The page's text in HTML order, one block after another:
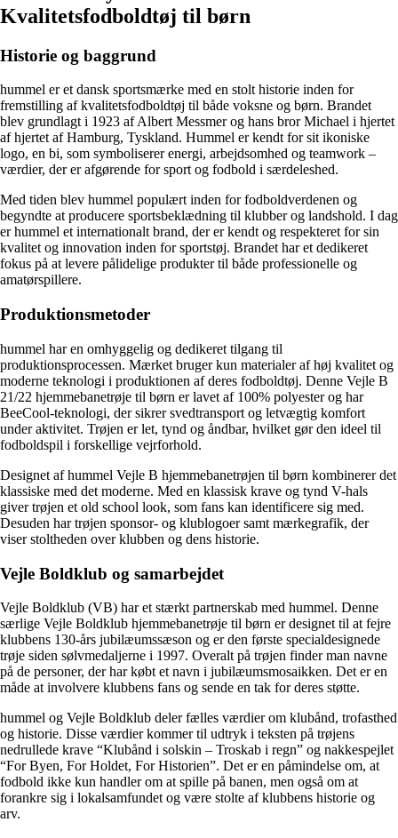
Kvalitetsfodboldtøj til børn
Historie og baggrund
hummel er et dansk sportsmærke med en stolt historie inden for
fremstilling af kvalitetsfodboldtøj til både voksne og børn. Brandet
blev grundlagt i 1923 af Albert Messmer og hans bror Michael i hjertet
af hjertet af Hamburg, Tyskland. Hummel er kendt for sit ikoniske
logo, en bi, som symboliserer energi, arbejdsomhed og teamwork –
værdier, der er afgørende for sport og fodbold i særdeleshed.
Med tiden blev hummel populært inden for fodboldverdenen og
begyndte at producere sportsbeklædning til klubber og landshold. I dag
er hummel et internationalt brand, der er kendt og respekteret for sin
kvalitet og innovation inden for sportstøj. Brandet har et dedikeret
fokus på at levere pålidelige produkter til både professionelle og
amatørspillere.
Produktionsmetoder
hummel har en omhyggelig og dedikeret tilgang til
produktionsprocessen. Mærket bruger kun materialer af høj kvalitet og
moderne teknologi i produktionen af deres fodboldtøj. Denne Vejle B
21/22 hjemmebanetrøje til børn er lavet af 100% polyester og har
BeeCool-teknologi, der sikrer svedtransport og letvægtig komfort
under aktivitet. Trøjen er let, tynd og åndbar, hvilket gør den ideel til
fodboldspil i forskellige vejrforhold.
Designet af hummel Vejle B hjemmebanetrøjen til børn kombinerer det
klassiske med det moderne. Med en klassisk krave og tynd V-hals
giver trøjen et old school look, som fans kan identificere sig med.
Desuden har trøjen sponsor- og klublogoer samt mærkegrafik, der
viser stoltheden over klubben og dens historie.
Vejle Boldklub og samarbejdet
Vejle Boldklub (VB) har et stærkt partnerskab med hummel. Denne
særlige Vejle Boldklub hjemmebanetrøje til børn er designet til at fejre
klubbens 130-års jubilæumssæson og er den første specialdesignede
trøje siden sølvmedaljerne i 1997. Overalt på trøjen finder man navne
på de personer, der har købt et navn i jubilæumsmosaikken. Det er en
måde at involvere klubbens fans og sende en tak for deres støtte.
hummel og Vejle Boldklub deler fælles værdier om klubånd, trofasthed
og historie. Disse værdier kommer til udtryk i teksten på trøjens
nedrullede krave “Klubånd i solskin – Troskab i regn” og nakkespejlet
“For Byen, For Holdet, For Historien”. Det er en påmindelse om, at
fodbold ikke kun handler om at spille på banen, men også om at
forankre sig i lokalsamfundet og være stolte af klubbens historie og
arv.